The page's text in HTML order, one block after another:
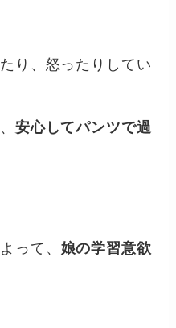
り、怒ったりしてい
安心してパンツで過
って、 娘の学習意欲